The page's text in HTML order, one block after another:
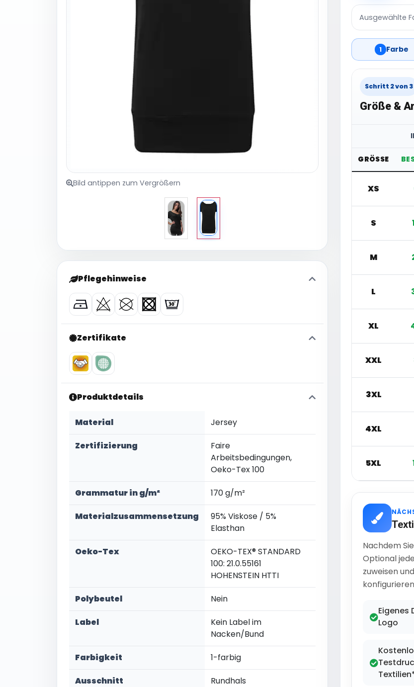
Bild antippen zum Vergrößern
Pflegehinweise
Zertifikate
Produktdetails
Material Jersey
Zertifizierung
Faire
Arbeitsbedingungen,
Oeko-Tex 100
Grammatur in g/m² 170 g/m²
Materialzusammensetzung
95% Viskose / 5%
Elasthan
Oeko-Tex
OEKO-TEX® STANDARD
100: 21.0.55161
HOHENSTEIN HTTI
Polybeutel Nein
Label
Kein Label im
Nacken/Bund
Farbigkeit 1-farbig
Ausschnitt Rundhals
Ausgewählte
1 Farbe
Schritt 2 von 3
Größe &
GRÖSSE
XS
S
M
L
XL
XXL
3XL
4XL
5XL
Nachdem
Optional
zuweisen
Eigenes
Logo